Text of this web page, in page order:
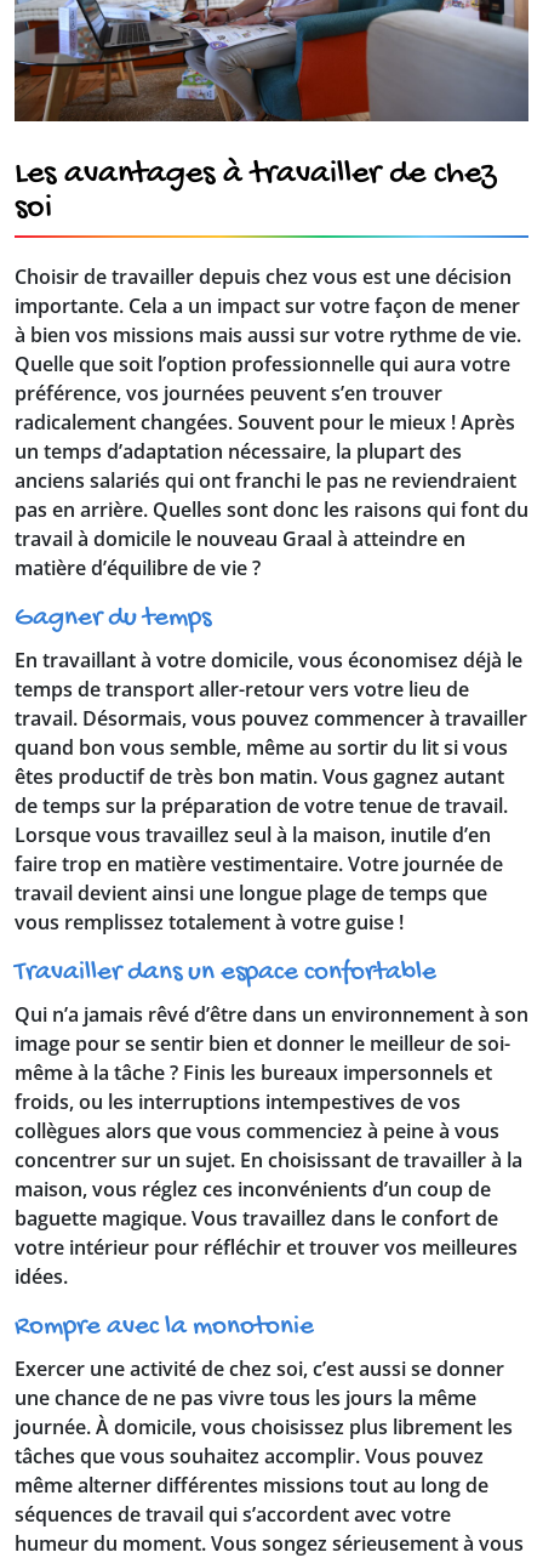
Les avantages à travailler de chez
soi
Choisir de travailler depuis chez vous est une décision
importante. Cela a un impact sur votre façon de mener
à bien vos missions mais aussi sur votre rythme de vie.
Quelle que soit l’option professionnelle qui aura votre
préférence, vos journées peuvent s’en trouver
radicalement changées. Souvent pour le mieux ! Après
un temps d’adaptation nécessaire, la plupart des
anciens salariés qui ont franchi le pas ne reviendraient
pas en arrière. Quelles sont donc les raisons qui font du
travail à domicile le nouveau Graal à atteindre en
matière d’équilibre de vie ?
Gagner du temps
En travaillant à votre domicile, vous économisez déjà le
temps de transport aller-retour vers votre lieu de
travail. Désormais, vous pouvez commencer à travailler
quand bon vous semble, même au sortir du lit si vous
êtes productif de très bon matin. Vous gagnez autant
de temps sur la préparation de votre tenue de travail.
Lorsque vous travaillez seul à la maison, inutile d’en
faire trop en matière vestimentaire. Votre journée de
travail devient ainsi une longue plage de temps que
vous remplissez totalement à votre guise !
Travailler dans un espace confortable
Qui n’a jamais rêvé d’être dans un environnement à son
image pour se sentir bien et donner le meilleur de soi-
même à la tâche ? Finis les bureaux impersonnels et
froids, ou les interruptions intempestives de vos
collègues alors que vous commenciez à peine à vous
concentrer sur un sujet. En choisissant de travailler à la
maison, vous réglez ces inconvénients d’un coup de
baguette magique. Vous travaillez dans le confort de
votre intérieur pour réfléchir et trouver vos meilleures
idées.
Rompre avec la monotonie
Exercer une activité de chez soi, c’est aussi se donner
une chance de ne pas vivre tous les jours la même
journée. À domicile, vous choisissez plus librement les
tâches que vous souhaitez accomplir. Vous pouvez
même alterner différentes missions tout au long de
séquences de travail qui s’accordent avec votre
humeur du moment. Vous songez sérieusement à vous